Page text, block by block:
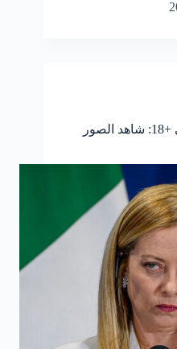
فضيحة مفبركة لجورجيا ميلوني +18: شاهد الصور